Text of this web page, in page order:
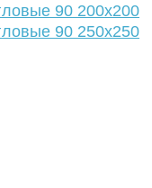
90 200х200
90 250х250